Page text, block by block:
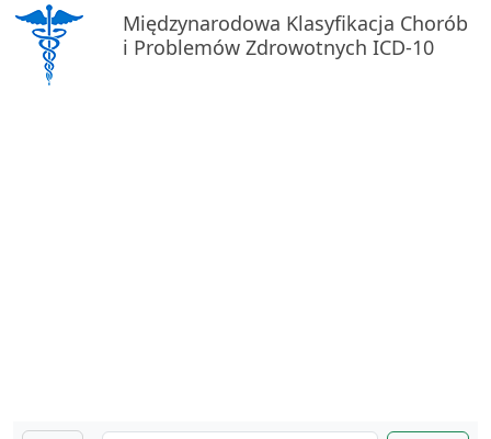
Międzynarodowa Klasyfikacja Chorób
i Problemów Zdrowotnych ICD-10